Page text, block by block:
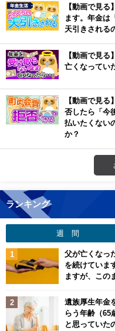
【動画で見る
ます。年金は
天引きされる
【動画で見る
亡くなってい
【動画で見る
否したら「今
払いたくない
か？
ランキング
週 間
父が亡くなっ
を続けていま
ますが、この
遺族厚生年金
らう年齢（65
と思っていた